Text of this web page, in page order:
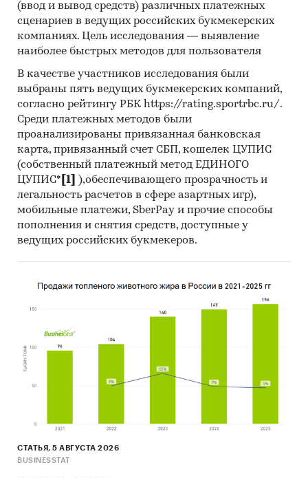
(ввод и вывод средств) различных платежных
сценариев в ведущих российских букмекерских
компаниях. Цель исследования — выявление
наиболее быстрых методов для пользователя
В качестве участников исследования были
выбраны пять ведущих букмекерских компаний,
согласно рейтингу РБК https://rating.sportrbc.ru/.
Среди платежных методов были
проанализированы привязанная банковская
карта, привязанный счет СБП, кошелек ЦУПИС
(собственный платежный метод ЕДИНОГО
ЦУПИС* [1]
),обеспечивающего прозрачность и
легальность расчетов в сфере азартных игр),
мобильные платежи, SberPay и прочие способы
пополнения и снятия средств, доступные у
ведущих российских букмекеров.
СТАТЬЯ, 5 АВГУСТА 2026
BUSINESSTAT